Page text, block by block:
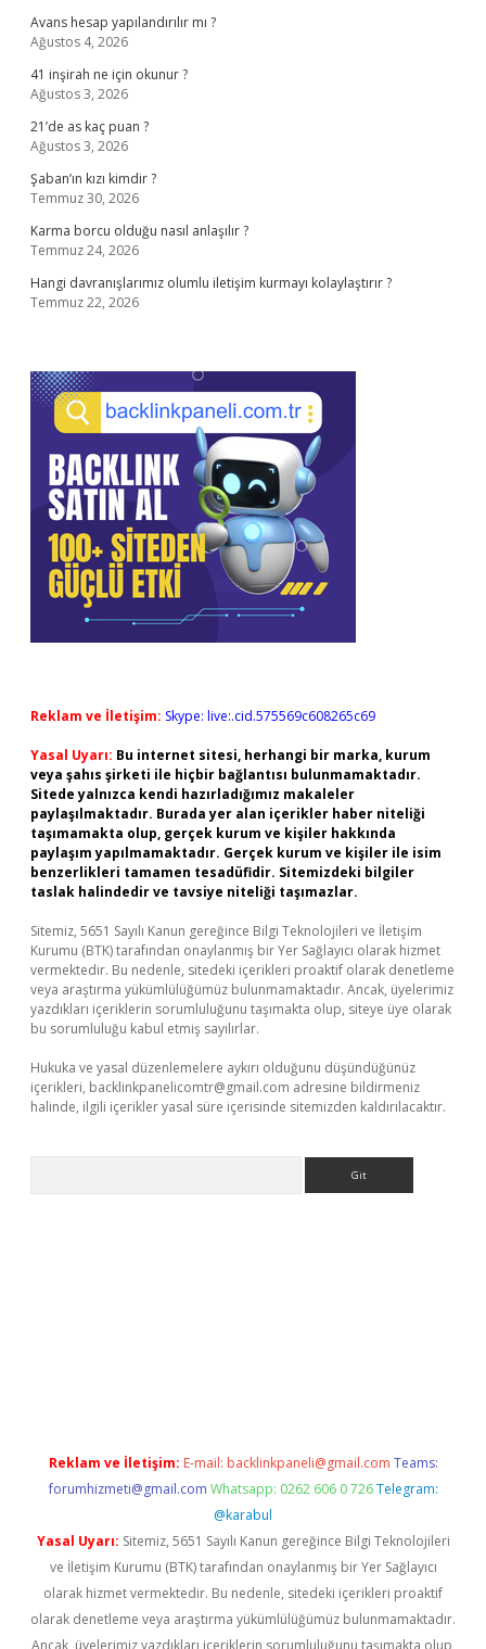
Avans hesap yapılandırılır mı ?
Ağustos 4, 2026
41 inşirah ne için okunur ?
Ağustos 3, 2026
21’de as kaç puan ?
Ağustos 3, 2026
Şaban’ın kızı kimdir ?
Temmuz 30, 2026
Karma borcu olduğu nasıl anlaşılır ?
Temmuz 24, 2026
Hangi davranışlarımız olumlu iletişim kurmayı kolaylaştırır ?
Temmuz 22, 2026
Reklam ve İletişim: Skype: live:.cid.575569c608265c69
Yasal Uyarı: Bu internet sitesi, herhangi bir marka, kurum
veya şahıs şirketi ile hiçbir bağlantısı bulunmamaktadır.
Sitede yalnızca kendi hazırladığımız makaleler
paylaşılmaktadır. Burada yer alan içerikler haber niteliği
taşımamakta olup, gerçek kurum ve kişiler hakkında
paylaşım yapılmamaktadır. Gerçek kurum ve kişiler ile isim
benzerlikleri tamamen tesadüfidir. Sitemizdeki bilgiler
taslak halindedir ve tavsiye niteliği taşımazlar.
Sitemiz, 5651 Sayılı Kanun gereğince Bilgi Teknolojileri ve İletişim
Kurumu (BTK) tarafından onaylanmış bir Yer Sağlayıcı olarak hizmet
vermektedir. Bu nedenle, sitedeki içerikleri proaktif olarak denetleme
veya araştırma yükümlülüğümüz bulunmamaktadır. Ancak, üyelerimiz
yazdıkları içeriklerin sorumluluğunu taşımakta olup, siteye üye olarak
bu sorumluluğu kabul etmiş sayılırlar.
Hukuka ve yasal düzenlemelere aykırı olduğunu düşündüğünüz
içerikleri, backlinkpanelicomtr@gmail.com adresine bildirmeniz
halinde, ilgili içerikler yasal süre içerisinde sitemizden kaldırılacaktır.
Reklam ve İletişim: E-mail: backlinkpaneli@gmail.com Teams:
forumhizmeti@gmail.com Whatsapp: 0262 606 0 726 Telegram:
@karabul
Yasal Uyarı: Sitemiz, 5651 Sayılı Kanun gereğince Bilgi Teknolojileri
ve İletişim Kurumu (BTK) tarafından onaylanmış bir Yer Sağlayıcı
olarak hizmet vermektedir. Bu nedenle, sitedeki içerikleri proaktif
olarak denetleme veya araştırma yükümlülüğümüz bulunmamaktadır.
Ancak, üyelerimiz yazdıkları içeriklerin sorumluluğunu taşımakta olup,